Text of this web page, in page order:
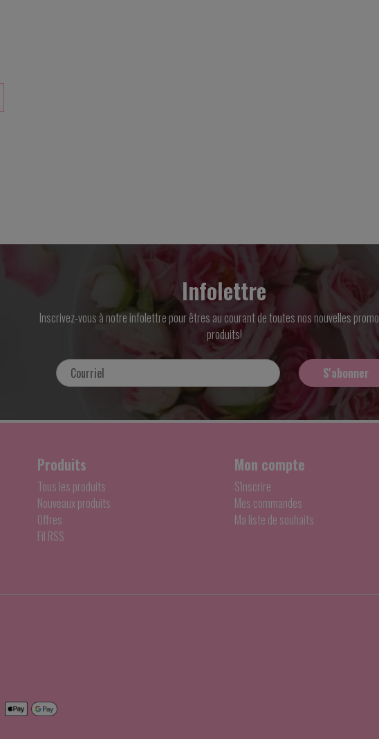
Infolettre
Inscrivez-vous à notre infolettre pour êtres au courant de toutes nos nouvelles
produits!
S'abonner
Produits
Tous les produits
Nouveaux produits
Offres
Fil RSS
Mon compte
S'inscrire
Mes commandes
Ma liste de souhaits